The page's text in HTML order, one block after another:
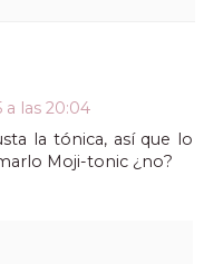
a las 20:04
la tónica, así que lo
Moji-tonic ¿no?